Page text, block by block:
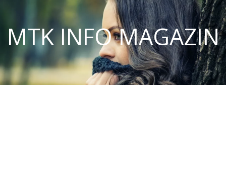
MTK INFO MAGAZIN